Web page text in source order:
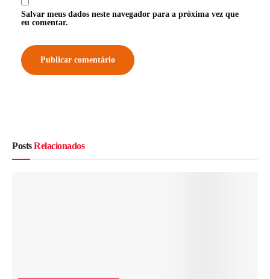
Salvar meus dados neste navegador para a próxima vez que
eu comentar.
PostsRelacionados